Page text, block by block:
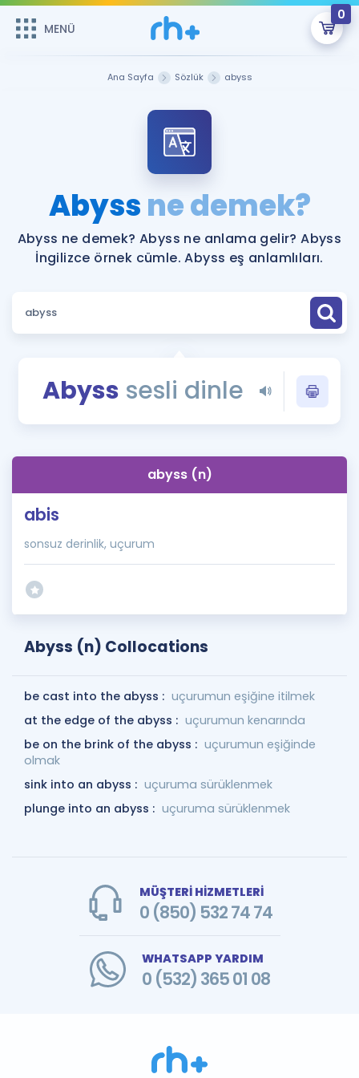
MENÜ
0
ÜYE DEĞİLİM
Sepetin Şu An Boş.
Remzi Hoca ile seni sınava hazırlayacak onlarca eğitim seni
bekliyor!
MENÜ
Katılımcı Görüşleri
Faydalı Araçlar
Sözlük
Rehberlik Aracı
Blog
İngilizce Gramer
Ana Sayfa Sözlük abyss
Abyssne demek?
Abyss ne demek? Abyss ne anlama gelir? Abyss
İngilizce örnek cümle. Abyss eş anlamlıları.
Abyss sesli dinle
abyss (n)
abis
sonsuz derinlik, uçurum
Abyss (n) Collocations
be cast into the abyss : uçurumun eşiğine itilmek
at the edge of the abyss : uçurumun kenarında
be on the brink of the abyss : uçurumun eşiğinde
olmak
sink into an abyss : uçuruma sürüklenmek
plunge into an abyss : uçuruma sürüklenmek
MÜŞTERİ HİZMETLERİ
0 (850) 532 74 74
WHATSAPP YARDIM
0 (532) 365 01 08